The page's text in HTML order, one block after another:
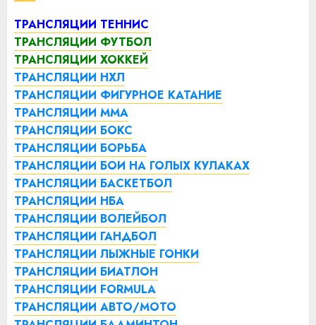
ТРАНСЛЯЦИИ ТЕННИС
ТРАНСЛЯЦИИ ФУТБОЛ
ТРАНСЛЯЦИИ ХОККЕЙ
ТРАНСЛЯЦИИ НХЛ
ТРАНСЛЯЦИИ ФИГУРНОЕ КАТАНИЕ
ТРАНСЛЯЦИИ ММА
ТРАНСЛЯЦИИ БОКС
ТРАНСЛЯЦИИ БОРЬБА
ТРАНСЛЯЦИИ БОИ НА ГОЛЫХ КУЛАКАХ
ТРАНСЛЯЦИИ БАСКЕТБОЛ
ТРАНСЛЯЦИИ НБА
ТРАНСЛЯЦИИ ВОЛЕЙБОЛ
ТРАНСЛЯЦИИ ГАНДБОЛ
ТРАНСЛЯЦИИ ЛЫЖНЫЕ ГОНКИ
ТРАНСЛЯЦИИ БИАТЛОН
ТРАНСЛЯЦИИ FORMULA
ТРАНСЛЯЦИИ АВТО/МОТО